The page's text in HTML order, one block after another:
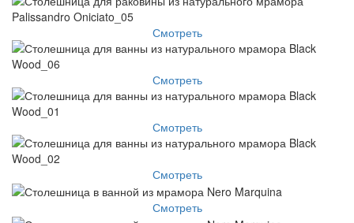
Смотреть
Смотреть
Смотреть
Смотреть
Смотреть